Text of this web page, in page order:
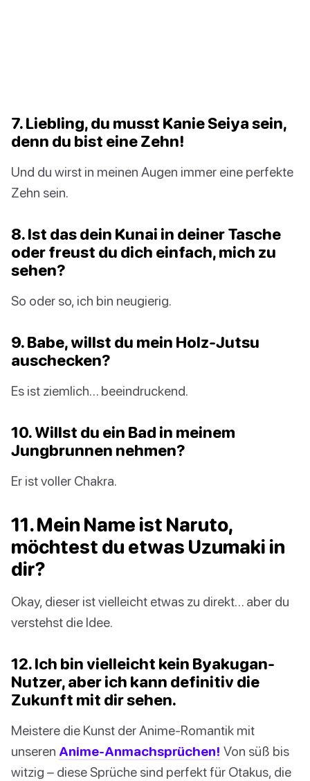
7. Liebling, du musst Kanie Seiya sein,
denn du bist eine Zehn!
Und du wirst in meinen Augen immer eine perfekte
Zehn sein.
8. Ist das dein Kunai in deiner Tasche
oder freust du dich einfach, mich zu
sehen?
So oder so, ich bin neugierig.
9. Babe, willst du mein Holz-Jutsu
auschecken?
Es ist ziemlich… beeindruckend.
10. Willst du ein Bad in meinem
Jungbrunnen nehmen?
Er ist voller Chakra.
11. Mein Name ist Naruto,
möchtest du etwas Uzumaki in
dir?
Okay, dieser ist vielleicht etwas zu direkt… aber du
verstehst die Idee.
12. Ich bin vielleicht kein Byakugan-
Nutzer, aber ich kann definitiv die
Zukunft mit dir sehen.
Meistere die Kunst der Anime-Romantik mit
unseren Anime-Anmachsprüchen! Von süß bis
witzig – diese Sprüche sind perfekt für Otakus, die